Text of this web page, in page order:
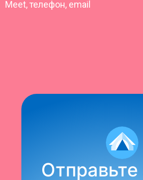
Meet, телефон, email
Отправьте